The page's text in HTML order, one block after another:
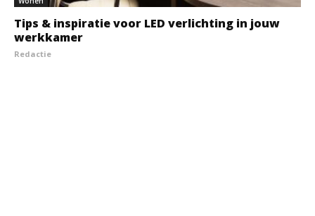
Tips & inspiratie voor LED verlichting in jouw
werkkamer
Redactie